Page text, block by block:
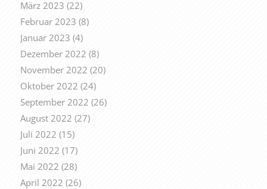
März 2023 (22)
Februar 2023 (8)
Januar 2023 (4)
Dezember 2022 (8)
November 2022 (20)
Oktober 2022 (24)
September 2022 (26)
August 2022 (27)
Juli 2022 (15)
Juni 2022 (17)
Mai 2022 (28)
April 2022 (26)